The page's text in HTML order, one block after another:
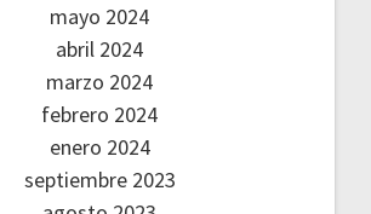
mayo 2024
abril 2024
marzo 2024
febrero 2024
enero 2024
septiembre 2023